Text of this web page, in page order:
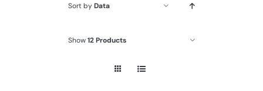
Sort byData
Show12 Products